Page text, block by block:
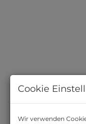
Cookie
Wir verwenden